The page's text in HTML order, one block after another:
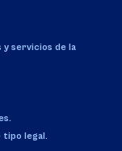
servicios de la
tipo legal.